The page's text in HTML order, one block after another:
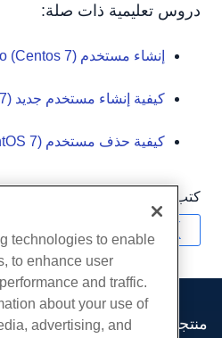
دروس تعليمية ذات صلة:
إنشاء مستخدم Sudo (Centos 7)
كيفية إنشاء مستخدم جديد (Centos 7)
كيفية حذف مستخدم (CentOS 7)
كتب بواسطة
منتجات
technologies to enable
to enhance user
and traffic.
about your use of
advertising, and